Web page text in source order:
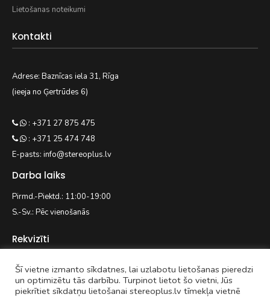
Lietošanas noteikumi
Kontakti
Adrese: Baznīcas iela 31, Rīga
(ieeja no Ģertrūdes 6)
: +371 27 875 475
: +371 25 474 748
E-pasts: info@stereoplus.lv
Darba laiks
Pirmd.-Piektd.: 11:00-19:00
S.-Sv.: Pēc vienošanās
Rekvizīti
EASYWAY.LV SIA
Reģ. nr. 42103092938
Šī vietne izmanto sīkdatnes, lai uzlabotu lietošanas pieredzi
un optimizētu tās darbību. Turpinot lietot šo vietni, Jūs
piekrītiet sīkdatņu lietošanai stereoplus.lv tīmekļa vietnē